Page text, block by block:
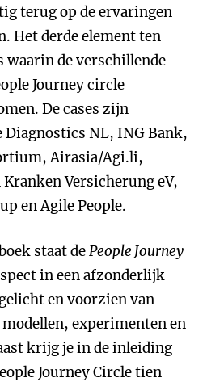
terug op de ervaringen
Het derde element ten
waarin de verschillende
Journey circle
De cases zijn
Diagnostics NL, ING Bank,
Airasia/Agi.li,
Versicherung eV,
en Agile People.
staat dePeople Journey
in een afzonderlijk
en voorzien van
experimenten en
krijg je in de inleiding
Journey Circle tien